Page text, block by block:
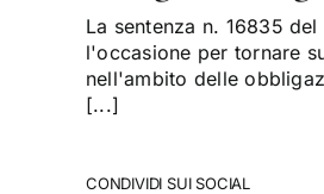
La sentenza n. 16835
l'occasione per tornare
nell'ambito delle
[...]
CONDIVIDI SUI SOCIAL